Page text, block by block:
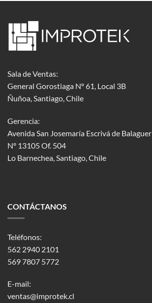
Sala de Ventas:
General Gorostiaga Nº 61, Local 3B
Ñuñoa, Santiago, Chile
Gerencia:
Avenida San Josemaría Escrivá de Balaguer
Nº 13105 Of. 504
Lo Barnechea , Santiago, Chile
CONTÁCTANOS
Teléfonos:
562 2940 2101
569 7807 5772
E-mail:
ventas@improtek.cl